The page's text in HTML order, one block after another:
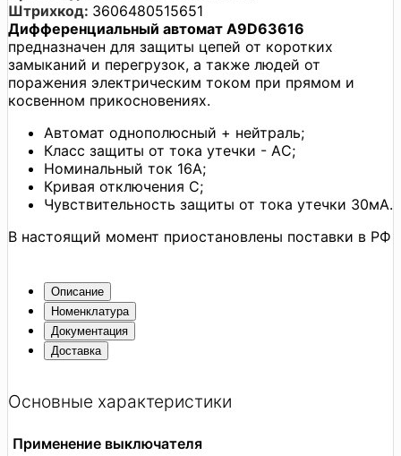
Штрихкод: 3606480515651
Дифференциальный автомат A9D63616
предназначен для защиты цепей от коротких
замыканий и перегрузок, а также людей от
поражения электрическим током при прямом и
косвенном прикосновениях.
Автомат однополюсный + нейтраль;
Класс защиты от тока утечки - АC;
Номинальный ток 16А;
Кривая отключения С;
Чувствительность защиты от тока утечки 30мА.
В настоящий момент приостановлены поставки в РФ
Описание
Номенклатура
Документация
Доставка
Основные характеристики
Применение выключателя